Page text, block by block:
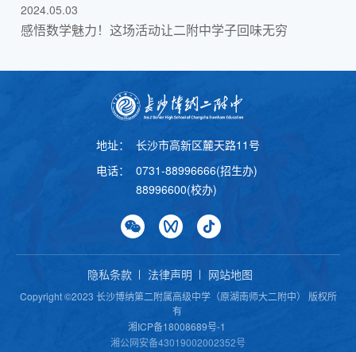
2024.05.03
感悟数学魅力！这场活动让二附中学子回味无穷
地址：
长沙市高新区麓天路11号
电话：
0731-88996666(招生办)
88996600(校办)
Copyright ©2023 长沙博纳第二附属高级中学（原湖南师大二附中） 版权所
有
湘ICP备18008689号-1
湘公网安备43019002002352号
隐私条款 法律声明 网站地图